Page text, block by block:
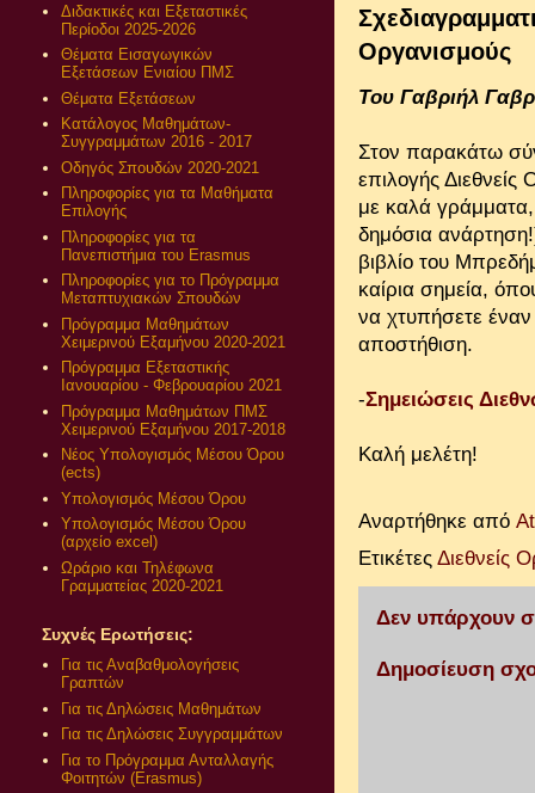
Οργανισμούς
Tου Γαβριήλ
Στον παρακάτω
επιλογής
με καλά γράμματα,
δημόσια
βιβλίο του
καίρια σημεία,
να χτυπήσετε
αποστήθιση.
-Σημειώσεις
Καλή μελέτη!
Αναρτήθηκε από
Ετικέτες Διεθνείς
Δεν υπάρχουν
Δημοσίευση
Διδακτικές και Εξεταστικές
Περίοδοι 2025-2026
Θέματα Εισαγωγικών
Εξετάσεων Ενιαίου ΠΜΣ
Θέματα Εξετάσεων
Κατάλογος Μαθημάτων-
Συγγραμμάτων 2016 - 2017
Οδηγός Σπουδών 2020-2021
Πληροφορίες για τα Μαθήματα
Επιλογής
Πληροφορίες για τα
Πανεπιστήμια του Erasmus
Πληροφορίες για το Πρόγραμμα
Μεταπτυχιακών Σπουδών
Πρόγραμμα Μαθημάτων
Χειμερινού Εξαμήνου 2020-2021
Πρόγραμμα Εξεταστικής
Ιανουαρίου - Φεβρουαρίου 2021
Πρόγραμμα Μαθημάτων ΠΜΣ
Χειμερινού Εξαμήνου 2017-2018
Νέος Υπολογισμός Μέσου Όρου
(ects)
Υπολογισμός Μέσου Όρου
Υπολογισμός Μέσου Όρου
(αρχείο excel)
Ωράριο και Τηλέφωνα
Γραμματείας 2020-2021
Συχνές Ερωτήσεις:
Για τις Αναβαθμολογήσεις
Γραπτών
Για τις Δηλώσεις Μαθημάτων
Για τις Δηλώσεις Συγγραμμάτων
Για το Πρόγραμμα Ανταλλαγής
Φοιτητών (Erasmus)